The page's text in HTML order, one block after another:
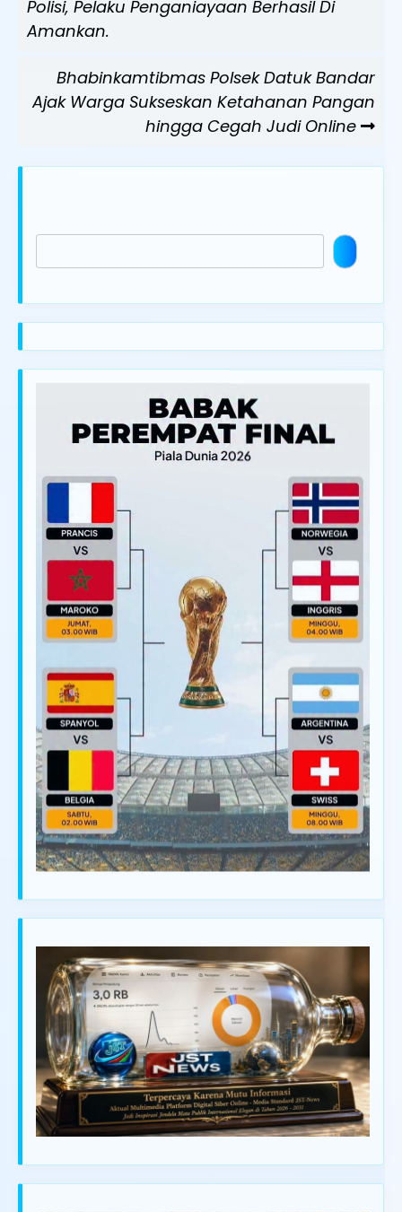
Post
Polisi, Pelaku Penganiayaan Berhasil Di
Amankan.
Next
Post
Bhabinkamtibmas Polsek Datuk Bandar
Ajak Warga Sukseskan Ketahanan Pangan
hingga Cegah Judi Online